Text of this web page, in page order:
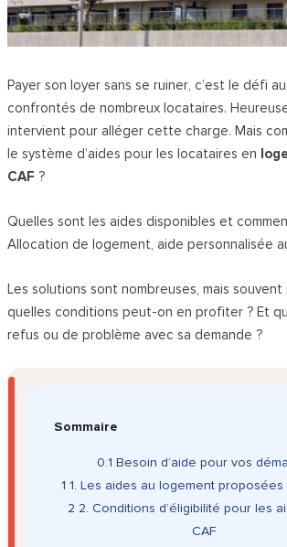
Payer son loyer sans se ruiner, c’est le défi
confrontés de nombreux locataires.
intervient pour alléger cette charge. Mais
le système d’aides pour les locataires en
CAF ?
Quelles sont les aides disponibles et
Allocation de logement, aide personnalisée
Les solutions sont nombreuses, mais souvent
quelles conditions peut-on en profiter ? Et
refus ou de problème avec sa demande ?
Sommaire
0.1 Besoin d’aide pour vos
1 1. Les aides au logement proposées
2 2. Conditions d’éligibilité pour les
CAF